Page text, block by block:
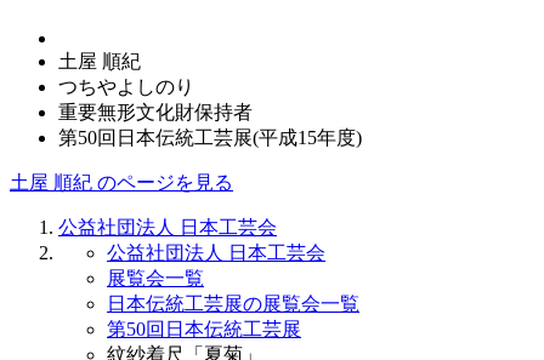
土屋 順紀
つちやよしのり
重要無形文化財保持者
第50回日本伝統工芸展(平成15年度)
土屋 順紀 のページを見る
公益社団法人 日本工芸会
公益社団法人 日本工芸会
展覧会一覧
日本伝統工芸展の展覧会一覧
第50回日本伝統工芸展
紋紗着尺「夏菊」